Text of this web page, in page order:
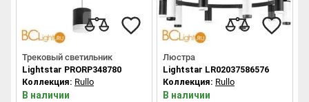
Трековый светильник
Lightstar PRORP348780
Коллекция: Rullo
В наличии
Люстра
Lightstar LR02037586576
Коллекция: Rullo
В наличии